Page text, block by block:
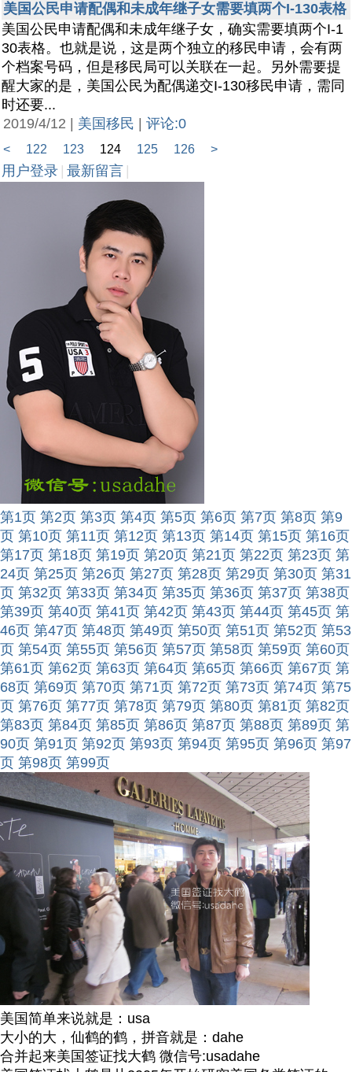
美国公民申请配偶和未成年继子女需要填两个I-130表格
美国公民申请配偶和未成年继子女，确实需要填两个I-1
30表格。也就是说，这是两个独立的移民申请，会有两
个档案号码，但是移民局可以关联在一起。另外需要提
醒大家的是，美国公民为配偶递交I-130移民申请，需同
时还要...
2019/4/12 | 美国移民 评论:0
< 122 123 124 125 126 >
用户登录 最新留言
第1页 第2页 第3页 第4页 第5页 第6页 第7页 第8页 第9
页 第10页 第11页 第12页 第13页 第14页 第15页 第16页
第17页 第18页 第19页 第20页 第21页 第22页 第23页 第
24页 第25页 第26页 第27页 第28页 第29页 第30页 第31
页 第32页 第33页 第34页 第35页 第36页 第37页 第38页
第39页 第40页 第41页 第42页 第43页 第44页 第45页 第
46页 第47页 第48页 第49页 第50页 第51页 第52页 第53
页 第54页 第55页 第56页 第57页 第58页 第59页 第60页
第61页 第62页 第63页 第64页 第65页 第66页 第67页 第
68页 第69页 第70页 第71页 第72页 第73页 第74页 第75
页 第76页 第77页 第78页 第79页 第80页 第81页 第82页
第83页 第84页 第85页 第86页 第87页 第88页 第89页 第
90页 第91页 第92页 第93页 第94页 第95页 第96页 第97
页 第98页 第99页
美国简单来说就是：usa
大小的大，仙鹤的鹤，拼音就是：dahe
合并起来美国签证找大鹤 微信号:usadahe